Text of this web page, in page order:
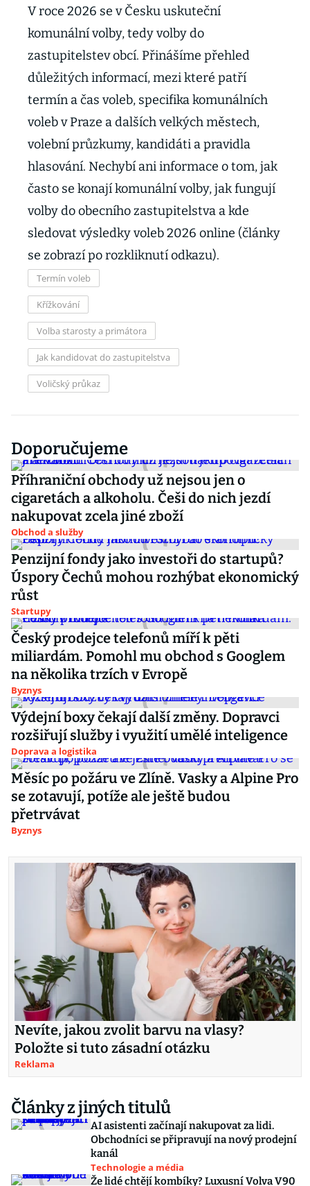
V roce 2026 se v Česku uskuteční
komunální volby, tedy volby do
zastupitelstev obcí. Přinášíme přehled
důležitých informací, mezi které patří
termín a čas voleb, specifika komunálních
voleb v Praze a dalších velkých městech,
volební průzkumy, kandidáti a pravidla
hlasování. Nechybí ani informace o tom, jak
často se konají komunální volby, jak fungují
volby do obecního zastupitelstva a kde
sledovat výsledky voleb 2026 online (články
se zobrazí po rozkliknutí odkazu).
Termín voleb
Křížkování
Volba starosty a primátora
Jak kandidovat do zastupitelstva
Voličský průkaz
Doporučujeme
Příhraniční obchody už nejsou jen o
cigaretách a alkoholu. Češi do nich jezdí
nakupovat zcela jiné zboží
Obchod a služby
Penzijní fondy jako investoři do startupů?
Úspory Čechů mohou rozhýbat ekonomický
růst
Startupy
Český prodejce telefonů míří k pěti
miliardám. Pomohl mu obchod s Googlem
na několika trzích v Evropě
Byznys
Výdejní boxy čekají další změny. Dopravci
rozšiřují služby i využití umělé inteligence
Doprava a logistika
Měsíc po požáru ve Zlíně. Vasky a Alpine Pro
se zotavují, potíže ale ještě budou
přetrvávat
Byznys
Nevíte, jakou zvolit barvu na vlasy?
Položte si tuto zásadní otázku
Reklama
Články z jiných titulů
AI asistenti začínají nakupovat za lidi.
Obchodníci se připravují na nový prodejní
kanál
Technologie a média
Že lidé chtějí kombíky? Luxusní Volva V90